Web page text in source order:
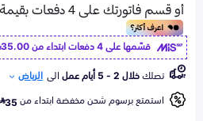
قسّمها على 4 دفعات ابتداء من
35.00
تصلكخلال 2 - 5 أيام عمل الى الرياض
استمتع برسوم شحن مخفضة ابتداء من35